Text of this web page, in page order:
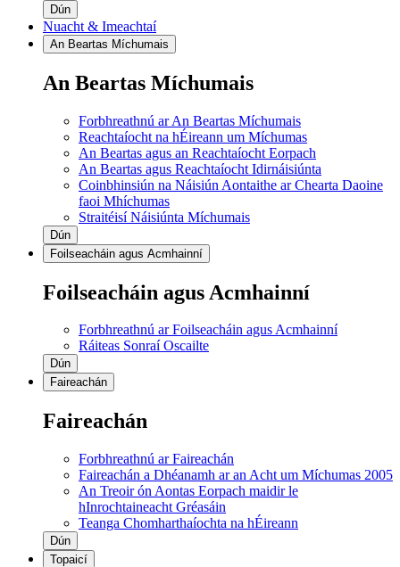
Dún
Nuacht & Imeachtaí
An Beartas Míchumais
An Beartas Míchumais
Forbhreathnú ar An Beartas Míchumais
Reachtaíocht na hÉireann um Míchumas
An Beartas agus an Reachtaíocht Eorpach
An Beartas agus Reachtaíocht Idirnáisiúnta
Coinbhinsiún na Náisiún Aontaithe ar Chearta Daoine
faoi Mhíchumas
Straitéisí Náisiúnta Míchumais
Dún
Foilseacháin agus Acmhainní
Foilseacháin agus Acmhainní
Forbhreathnú ar Foilseacháin agus Acmhainní
Ráiteas Sonraí Oscailte
Dún
Faireachán
Faireachán
Forbhreathnú ar Faireachán
Faireachán a Dhéanamh ar an Acht um Míchumas 2005
An Treoir ón Aontas Eorpach maidir le
hInrochtaineacht Gréasáin
Teanga Chomharthaíochta na hÉireann
Dún
Topaicí